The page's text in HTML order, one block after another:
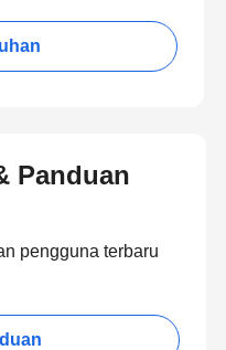
Panduan
pengguna terbaru